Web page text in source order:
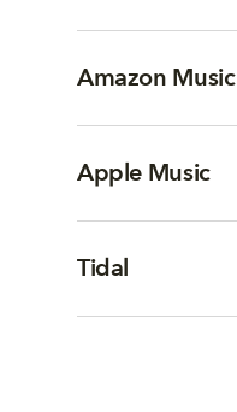
Amazon Music
Apple Music
Tidal